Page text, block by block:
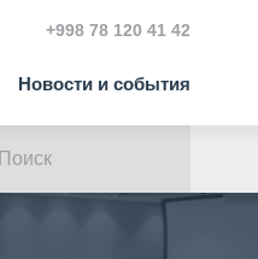
Новости и события
+998 78 120 41 42